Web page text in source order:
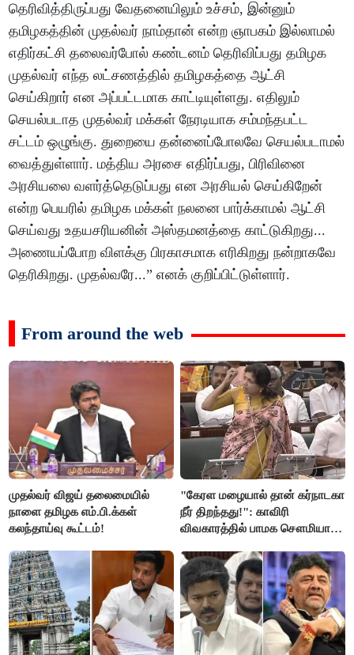
தெரிவித்திருப்பது வேதனையிலும்‌ உச்சம்‌, இன்னும்‌
தமிழகத்தின்‌ முதல்வர்‌ நாம்தான்‌ என்ற ஞாபகம்‌ இல்லாமல்‌
எதிர்கட்சி தலைவர்போல்‌ கண்டனம்‌ தெரிவிப்பது தமிழக
முதல்வர்‌ எந்த லட்சணத்தில்‌ தமிழகத்தை ஆட்சி
செய்கிறார்‌ என அப்பட்டமாக காட்டியுள்ளது. எதிலும்‌
செயல்படாத முதல்வர்‌ மக்கள்‌ நேரடியாக சம்மந்தபட்ட
சட்டம்‌ ஒழுங்கு. துறையை தன்னைப்போலவே செயல்படாமல்‌
வைத்துள்ளார்‌. மத்திய அரசை எதிர்ப்பது, பிரிவினை
அரசியலை வளர்த்தெடுப்பது என அரசியல்‌ செய்கிறேன்‌
என்ற பெயரில்‌ தமிழக மக்கள்‌ நலனை பார்க்காமல்‌ ஆட்சி
செய்வது உதயசரியனின்‌ அஸ்தமனத்தை காட்டுகிறது...
அணையப்போற விளக்கு பிரகாசமாக எரிகிறது நன்றாகவே
தெரிகிறது. முதல்வரே...” எனக் குறிப்பிட்டுள்ளார்.
From around the web
முதல்வர் விஜய் தலைமையில்
நாளை தமிழக எம்.பி.க்கள்
கலந்தாய்வு கூட்டம்!
"கேரள மழையால் தான் கர்நாடகா
நீர் திறந்தது!": காவிரி
விவகாரத்தில் பாமக சௌமியா